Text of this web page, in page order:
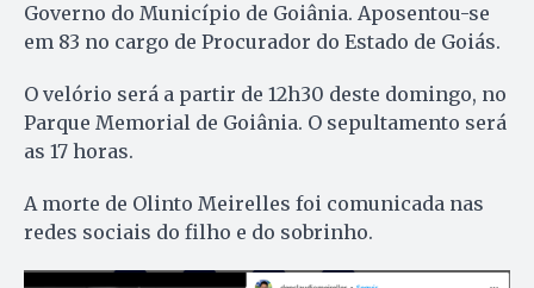
Governo do Município de Goiânia. Aposentou-se
em 83 no cargo de Procurador do Estado de Goiás.
O velório será a partir de 12h30 deste domingo, no
Parque Memorial de Goiânia. O sepultamento será
as 17 horas.
A morte de Olinto Meirelles foi comunicada nas
redes sociais do filho e do sobrinho.